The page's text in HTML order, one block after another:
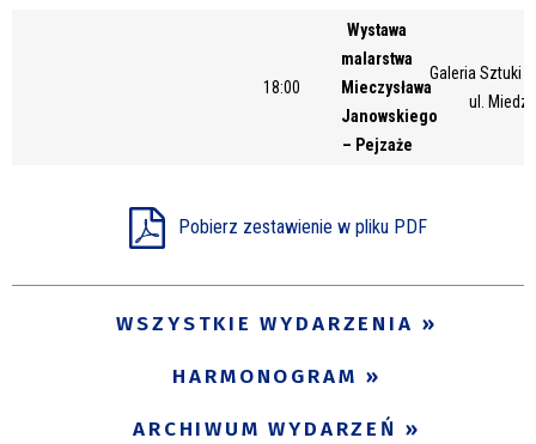
18:00
Wystawa
malarstwa
Mieczysława
Janowskiego
– Pejzaże
Galeria Sztuki
ul.
Pobierz zestawienie w pliku PDF
WSZYSTKIE WYDARZENIA
HARMONOGRAM
ARCHIWUM WYDARZEŃ